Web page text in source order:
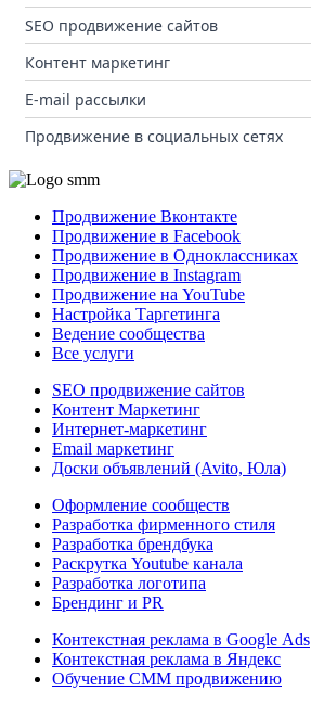
SEO продвижение сайтов
Контент маркетинг
E-mail рассылки
Продвижение в социальных сетях
Продвижение Вконтакте
Продвижение в Facebook
Продвижение в Одноклассниках
Продвижение в Instagram
Продвижение на YouTube
Настройка Таргетинга
Ведение сообщества
Все услуги
SEO продвижение сайтов
Контент Маркетинг
Интернет-маркетинг
Email маркетинг
Доски объявлений (Avito, Юла)
Оформление сообществ
Разработка фирменного стиля
Разработка брендбука
Раскрутка Youtube канала
Разработка логотипа
Брендинг и PR
Контекстная реклама в Google Ads
Контекстная реклама в Яндекс
Обучение СММ продвижению